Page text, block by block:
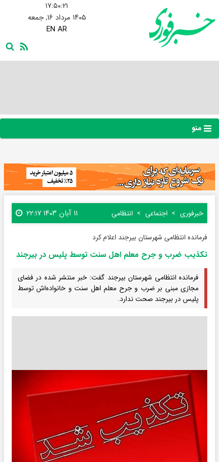
۱۷:۵۰:۲۲
۱۴۰۵ مرداد ۱۶, جمعه
EN AR
منو
خبرفوری اجتماعی انتظامی ۱۱ آبان ۱۴۰۳ ۲۲:۱۷
فرمانده انتظامی شهرستان بیرجند اعلام کرد
تکذیب ضرب و جرح معلم اهل سنت توسط پلیس در بیرجند
فرمانده انتظامی شهرستان بیرجند گفت: خبر منتشر شده در فضای
مجازی مبنی بر ضرب و جرح معلم اهل سنت و خانواده‌اش توسط
پلیس در بیرجند صحت ندارد.